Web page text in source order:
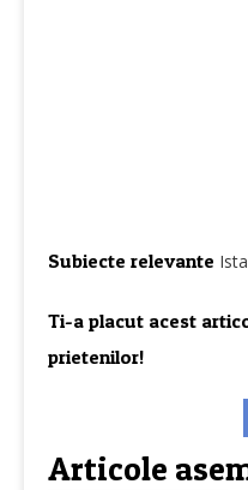
Subiecte relevante
Ti-a placut acest
prietenilor!
Articole